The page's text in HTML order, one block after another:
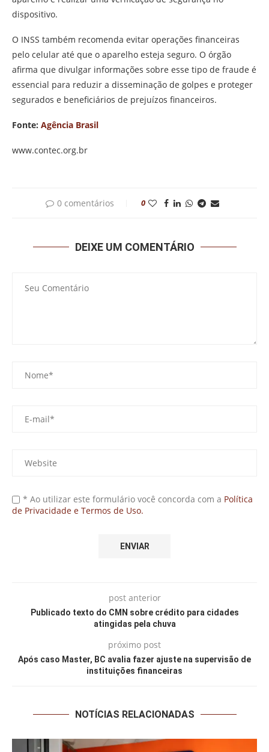
dispositivo.
O INSS também recomenda evitar operações financeiras
pelo celular até que o aparelho esteja seguro. O órgão
afirma que divulgar informações sobre esse tipo de fraude é
essencial para reduzir a disseminação de golpes e proteger
segurados e beneficiários de prejuízos financeiros.
Fonte: Agência Brasil
www.contec.org.br
0 comentários 0
DEIXE UM COMENTÁRIO
* Ao utilizar este formulário você concorda com a Política
de Privacidade e Termos de Uso.
post anterior
Publicado texto do CMN sobre crédito para cidades
atingidas pela chuva
próximo post
Após caso Master, BC avalia fazer ajuste na supervisão de
instituições financeiras
NOTÍCIAS RELACIONADAS